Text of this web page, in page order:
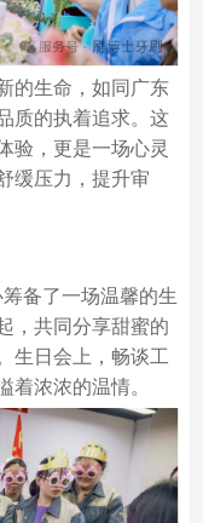
的生命，如同广东
质的执着追求。这
验，更是一场心灵
缓压力，提升审
备了一场温馨的生
，共同分享甜蜜的
生日会上，畅谈工
着浓浓的温情。